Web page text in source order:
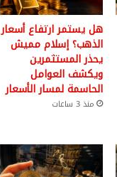
هل يستمر ارتفاع أسعار
الذهب؟ إسلام مميش
يحذر المستثمرين
ويكشف العوامل
الحاسمة لمسار الأسعار
منذ 3 ساعات